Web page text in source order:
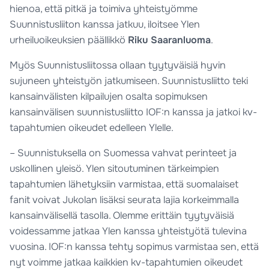
hienoa, että pitkä ja toimiva yhteistyömme
Suunnistusliiton kanssa jatkuu, iloitsee Ylen
urheiluoikeuksien päällikkö Riku Saaranluoma.
Myös Suunnistusliitossa ollaan tyytyväisiä hyvin
sujuneen yhteistyön jatkumiseen. Suunnistusliitto teki
kansainvälisten kilpailujen osalta sopimuksen
kansainvälisen suunnistusliitto IOF:n kanssa ja jatkoi kv-
tapahtumien oikeudet edelleen Ylelle.
– Suunnistuksella on Suomessa vahvat perinteet ja
uskollinen yleisö. Ylen sitoutuminen tärkeimpien
tapahtumien lähetyksiin varmistaa, että suomalaiset
fanit voivat Jukolan lisäksi seurata lajia korkeimmalla
kansainvälisellä tasolla. Olemme erittäin tyytyväisiä
voidessamme jatkaa Ylen kanssa yhteistyötä tulevina
vuosina. IOF:n kanssa tehty sopimus varmistaa sen, että
nyt voimme jatkaa kaikkien kv-tapahtumien oikeudet